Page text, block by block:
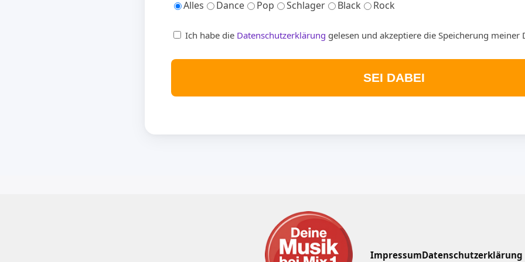
Alles
Dance Pop Schlager Black Rock
Ich habe die Datenschutzerklärung gelesen und akzeptiere die Speicherung meiner
SEI DABEI
ImpressumDatenschutzerklärung